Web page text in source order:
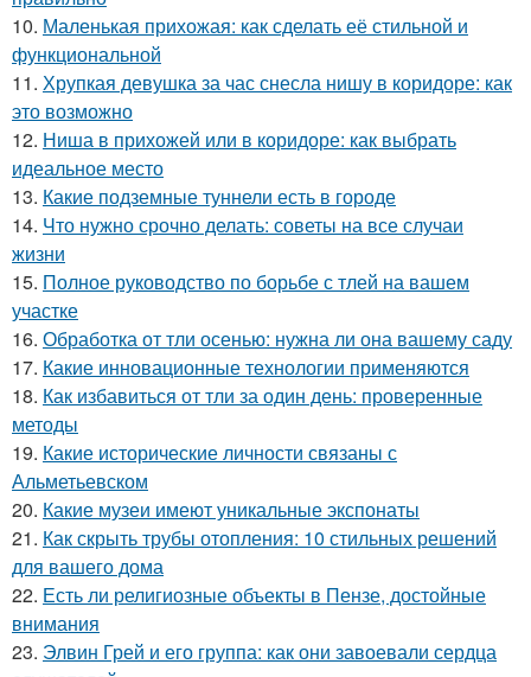
10. Маленькая прихожая: как сделать её стильной и
функциональной
11. Хрупкая девушка за час снесла нишу в коридоре: как
это возможно
12. Ниша в прихожей или в коридоре: как выбрать
идеальное место
13. Какие подземные туннели есть в городе
14. Что нужно срочно делать: советы на все случаи
жизни
15. Полное руководство по борьбе с тлей на вашем
участке
16. Обработка от тли осенью: нужна ли она вашему саду
17. Какие инновационные технологии применяются
18. Как избавиться от тли за один день: проверенные
методы
19. Какие исторические личности связаны с
Альметьевском
20. Какие музеи имеют уникальные экспонаты
21. Как скрыть трубы отопления: 10 стильных решений
для вашего дома
22. Есть ли религиозные объекты в Пензе, достойные
внимания
23. Элвин Грей и его группа: как они завоевали сердца